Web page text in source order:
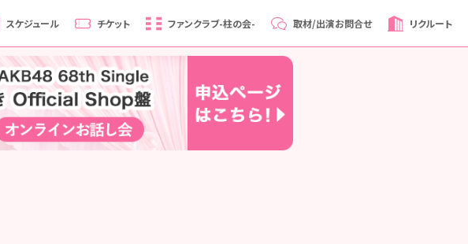
スケジュール チケット ファンクラブ-柱の会- 取材/出演お問合せ リクルート